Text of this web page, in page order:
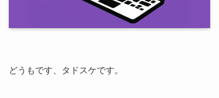
どうもです、タドスケです。